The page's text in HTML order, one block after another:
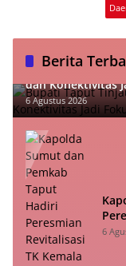
Berita
Bupati Taput
dan Konektivitas
6 Agustus 2026
6